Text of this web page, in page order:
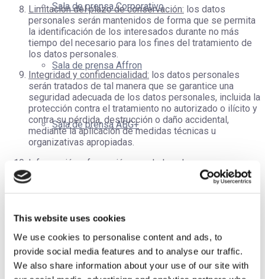
This website uses cookies
We use cookies to personalise content and ads, to
provide social media features and to analyse our traffic.
We also share information about your use of our site with
Sala de prensa Corporativo
Sala de prensa Affron
Sala de prensa ABG+
Sala de prensa Plasys300
Limitación del plazo de conservación: los datos
personales serán mantenidos de forma que se permita
la identificación de los interesados durante no más
tiempo del necesario para los fines del tratamiento de
los datos personales.
Integridad y confidencialidad: los datos personales
serán tratados de tal manera que se garantice una
seguridad adecuada de los datos personales, incluida la
protección contra el tratamiento no autorizado o ilícito y
contra su pérdida, destrucción o daño accidental,
mediante la aplicación de medidas técnicas u
organizativas apropiadas.
Información y formación:
una de las claves para
garantizar la protección de los datos personales es la
formación e información que se facilite al personal
acceso a los datos será convenientemente formado e
el cumplimiento de la normativa de protección de datos.
La Política de Protección de Datos dePharmactive Biotech
Products S.L.
es comunicada a todo el personal del